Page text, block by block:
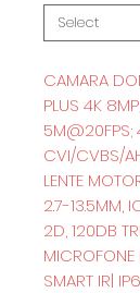
CAMARA
PLUS 4K
5M@20FPS;
CVI/CVBS/
LENTE
2.7-13.5MM,
2D, 120DB
MICROFONE
SMART IR|